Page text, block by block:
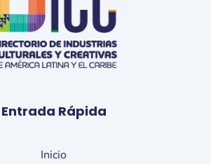
Entrada Rápida
Inicio